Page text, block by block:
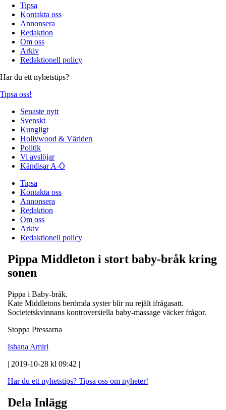
Tipsa
Kontakta oss
Annonsera
Redaktion
Om oss
Arkiv
Redaktionell policy
Har du ett nyhetstips?
Tipsa oss!
Senaste nytt
Svenskt
Kungligt
Hollywood & Världen
Politik
Vi avslöjar
Kändisar A-Ö
Tipsa
Kontakta oss
Annonsera
Redaktion
Om oss
Arkiv
Redaktionell policy
Pippa Middleton i stort baby-bråk kring
sonen
Pippa i Baby-bråk.
Kate Middletons berömda syster blir nu rejält ifrågasatt.
Societetskvinnans kontroversiella baby-massage väcker frågor.
Stoppa Pressarna
Ishana Amiri
| 2019-10-28 kl 09:42 |
Har du ett nyhetstips? Tipsa oss om nyheter!
Dela Inlägg